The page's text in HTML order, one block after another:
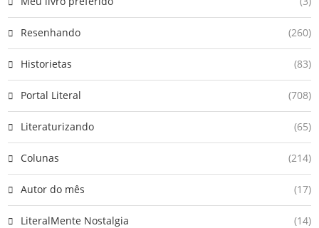
Resenhando (260)
Historietas (83)
Portal Literal (708)
Literaturizando (65)
Colunas (214)
Autor do mês (17)
LiteralMente Nostalgia (14)